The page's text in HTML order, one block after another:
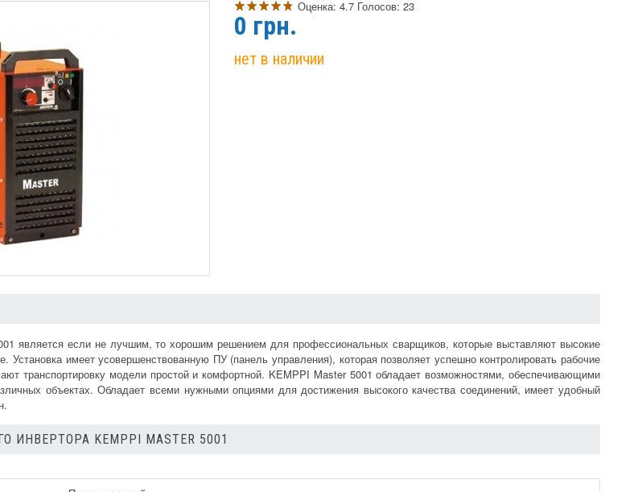
Оценка:4.7 Голосов:23
0 грн.
нет в наличии
является если не лучшим, то хорошим решением для профессиональных сварщиков, которые выставляют высокие
Установка имеет усовершенствованную ПУ (панель управления), которая позволяет успешно контролировать рабочие
транспортировку модели простой и комфортной. KEMPPI Master 5001 обладает возможностями, обеспечивающими
объектах. Обладает всеми нужными опциями для достижения высокого качества соединений, имеет удобный
KEMPPI MASTER 5001